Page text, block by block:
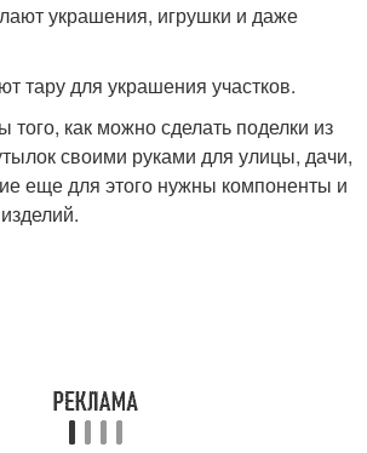
украшения, игрушки и даже
тару для украшения участков.
как можно сделать поделки из
своими руками для улицы, дачи,
еще для этого нужны компоненты и